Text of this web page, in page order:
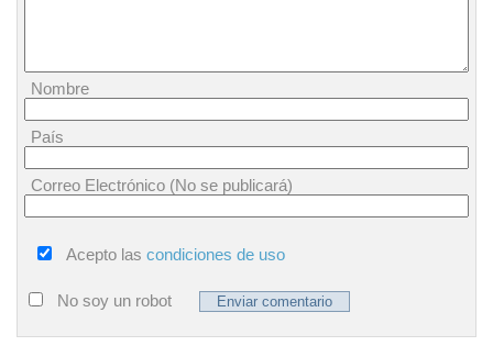
Nombre
País
Correo Electrónico (No se publicará)
Acepto las condiciones de uso
No soy un robot